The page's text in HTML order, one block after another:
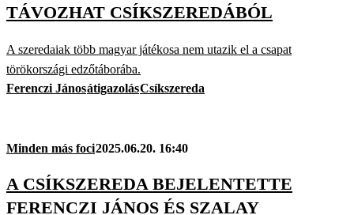
TÁVOZHAT CSÍKSZEREDÁBÓL
A szeredaiak több magyar játékosa nem utazik el a csapat
törökországi edzőtáborába.
Ferenczi JánosátigazolásCsíkszereda
Minden más foci2025.06.20. 16:40
A CSÍKSZEREDA BEJELENTETTE
FERENCZI JÁNOS ÉS SZALAY